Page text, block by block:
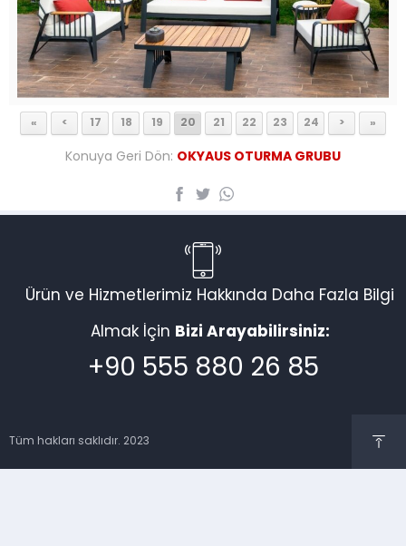
« < 17 18 19 20 21 22 23 24 > »
Konuya Geri Dön: OKYAUS OTURMA GRUBU
Ürün ve Hizmetlerimiz Hakkında Daha Fazla Bilgi
Almak İçin Bizi Arayabilirsiniz:
+90 555 880 26 85
Tüm hakları saklıdır. 2023